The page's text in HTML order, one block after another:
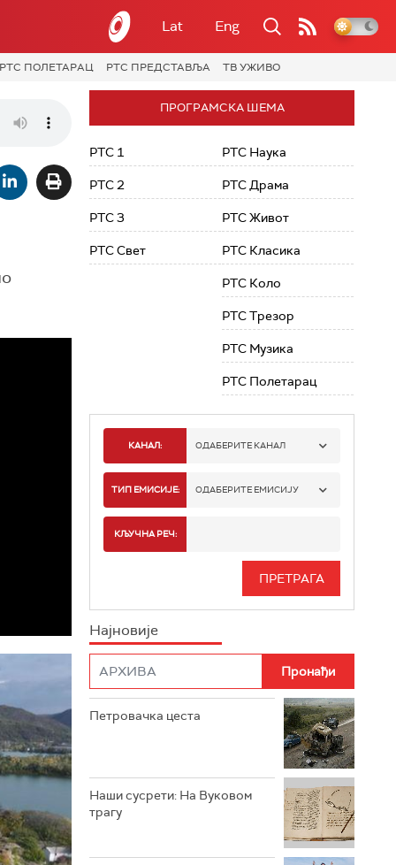
Lat Eng
РТС ПОЛЕТАРАЦ РТС ПРЕДСТАВЉА ТВ УЖИВО
ПРОГРАМСКА ШЕМА
РТС 1
РТС 2
РТС 3
РТС Свет
РТС Наука
РТС Драма
РТС Живот
РТС Класика
РТС Коло
РТС Трезор
РТС Музика
РТС Полетарац
КАНАЛ: ОДАБЕРИТЕ КАНАЛ
РТС 1
РТС 3
РТС КЛАСИКА
ТИП ЕМИСИЈЕ: ОДАБЕРИТЕ ЕМИСИЈУ
КЉУЧНА РЕЧ:
Најновије
Петровачка цеста
Наши сусрети: На Вуковом
трагу